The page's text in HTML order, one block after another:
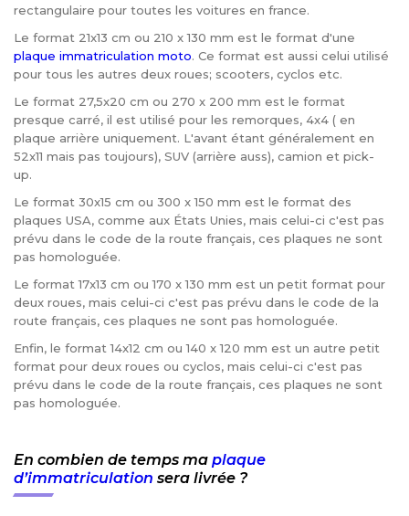
rectangulaire pour toutes les voitures en france.
Le format 21x13 cm ou 210 x 130 mm est le format d'une
plaque immatriculation moto. Ce format est aussi celui utilisé
pour tous les autres deux roues; scooters, cyclos etc.
Le format 27,5x20 cm ou 270 x 200 mm est le format
presque carré, il est utilisé pour les remorques, 4x4 ( en
plaque arrière uniquement. L'avant étant généralement en
52x11 mais pas toujours), SUV (arrière auss), camion et pick-
up.
Le format 30x15 cm ou 300 x 150 mm est le format des
plaques USA, comme aux États Unies, mais celui-ci c'est pas
prévu dans le code de la route français, ces plaques ne sont
pas homologuée.
Le format 17x13 cm ou 170 x 130 mm est un petit format pour
deux roues, mais celui-ci c'est pas prévu dans le code de la
route français, ces plaques ne sont pas homologuée.
Enfin, le format 14x12 cm ou 140 x 120 mm est un autre petit
format pour deux roues ou cyclos, mais celui-ci c'est pas
prévu dans le code de la route français, ces plaques ne sont
pas homologuée.
En combien de temps ma plaque
d’immatriculation sera livrée ?